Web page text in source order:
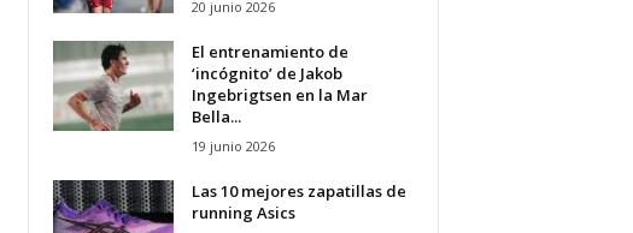
20 junio 2026
El entrenamiento de
‘incógnito’ de Jakob
Ingebrigtsen en la Mar
Bella...
19 junio 2026
Las 10 mejores zapatillas de
running Asics